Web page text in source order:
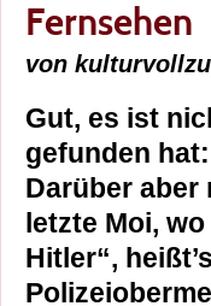
Fernsehen
von
Gut, es ist
gefunden
Darüber aber
letzte Moi,
Hitler“,